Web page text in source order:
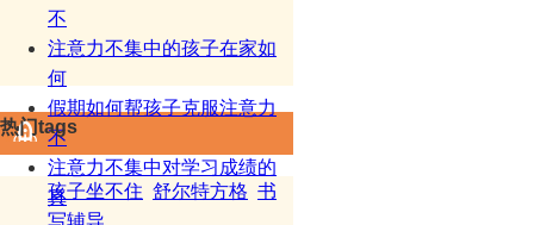
不
注意力不集中的孩子在家如
何
假期如何帮孩子克服注意力
不
注意力不集中对学习成绩的
真
热门tags
孩子坐不住 舒尔特方格 书
写辅导